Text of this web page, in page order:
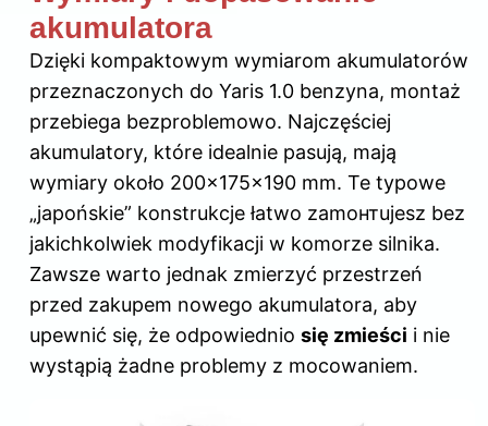
akumulatora
Dzięki kompaktowym wymiarom akumulatorów
przeznaczonych do Yaris 1.0 benzyna, montaż
przebiega bezproblemowo. Najczęściej
akumulatory, które idealnie pasują, mają
wymiary około 200x175x190 mm. Te typowe
„japońskie” konstrukcje łatwo zamонтujesz bez
jakichkolwiek modyfikacji w komorze silnika.
Zawsze warto jednak zmierzyć przestrzeń
przed zakupem nowego akumulatora, aby
upewnić się, że odpowiednio się zmieści i nie
wystąpią żadne problemy z mocowaniem.